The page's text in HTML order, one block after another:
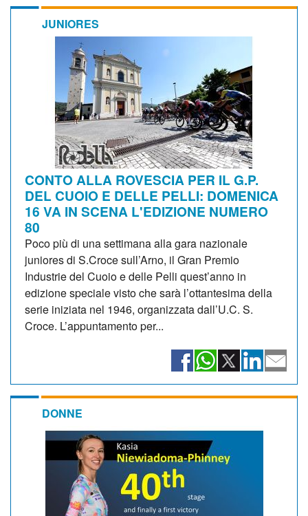
JUNIORES
CONTO ALLA ROVESCIA PER IL G.P.
DEL CUOIO E DELLE PELLI: DOMENICA
16 VA IN SCENA L'EDIZIONE NUMERO
80
Poco più di una settimana alla gara nazionale
juniores di S.Croce sull’Arno, il Gran Premio
Industrie del Cuoio e delle Pelli quest’anno in
edizione speciale visto che sarà l’ottantesima della
serie iniziata nel 1946, organizzata dall’U.C. S.
Croce. L’appuntamento per...
DONNE